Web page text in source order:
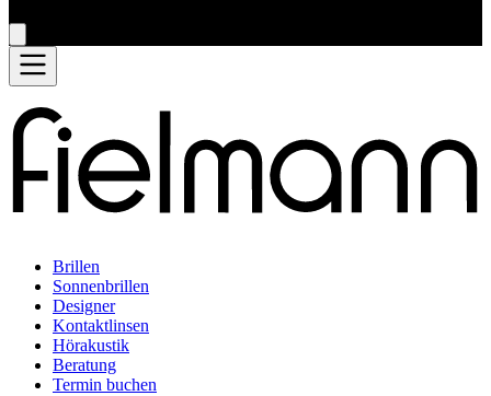
Brillen
Sonnenbrillen
Designer
Kontaktlinsen
Hörakustik
Beratung
Termin buchen